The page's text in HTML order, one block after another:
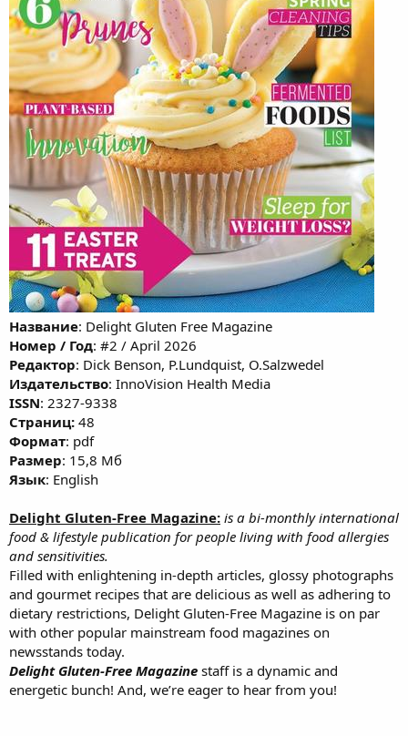
Название: Delight Gluten Free Magazine
Номер / Год: #2 / April 2026
Редактор: Dick Benson, P.Lundquist, O.Salzwedel
Издательство: InnoVision Health Media
ISSN: 2327-9338
Cтраниц: 48
Формат: pdf
Размер: 15,8 Мб
Язык: English
Delight Gluten-Free Magazine: is a bi-monthly international
food & lifestyle publication for people living with food allergies
and sensitivities.
Filled with enlightening in-depth articles, glossy photographs
and gourmet recipes that are delicious as well as adhering to
dietary restrictions, Delight Gluten-Free Magazine is on par
with other popular mainstream food magazines on
newsstands today.
Delight Gluten-Free Magazine staff is a dynamic and
energetic bunch! And, we’re eager to hear from you!